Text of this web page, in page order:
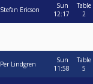
Stefan Ericson
Sun
12:17
Table
2
Per Lindgren
Sun
11:58
Table
5